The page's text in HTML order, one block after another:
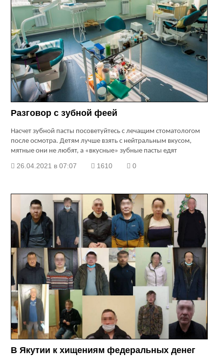
Разговор с зубной феей
Насчет зубной пасты посоветуйтесь с лечащим стоматологом
после осмотра. Детям лучше взять с нейтральным вкусом,
мятные они не любят, а «вкусные» зубные пасты едят
26.04.2021 в 07:07 1610 0
В Якутии к хищениям федеральных денег